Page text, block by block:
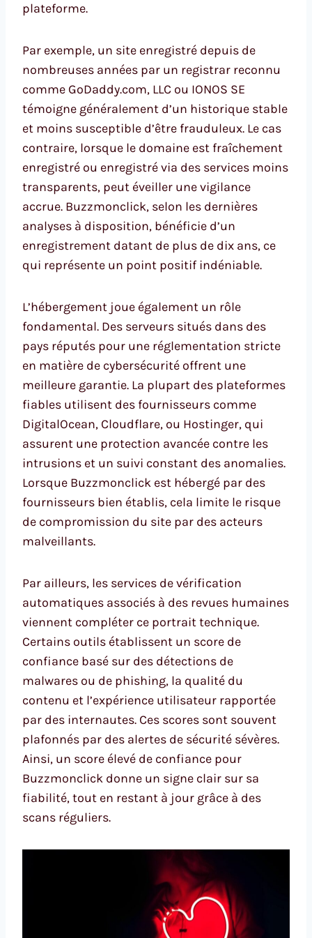
plateforme.
Par exemple, un site enregistré depuis de
nombreuses années par un registrar reconnu
comme GoDaddy.com, LLC ou IONOS SE
témoigne généralement d’un historique stable
et moins susceptible d’être frauduleux. Le cas
contraire, lorsque le domaine est fraîchement
enregistré ou enregistré via des services moins
transparents, peut éveiller une vigilance
accrue. Buzzmonclick, selon les dernières
analyses à disposition, bénéficie d’un
enregistrement datant de plus de dix ans, ce
qui représente un point positif indéniable.
L’hébergement joue également un rôle
fondamental. Des serveurs situés dans des
pays réputés pour une réglementation stricte
en matière de cybersécurité offrent une
meilleure garantie. La plupart des plateformes
fiables utilisent des fournisseurs comme
DigitalOcean, Cloudflare, ou Hostinger, qui
assurent une protection avancée contre les
intrusions et un suivi constant des anomalies.
Lorsque Buzzmonclick est hébergé par des
fournisseurs bien établis, cela limite le risque
de compromission du site par des acteurs
malveillants.
Par ailleurs, les services de vérification
automatiques associés à des revues humaines
viennent compléter ce portrait technique.
Certains outils établissent un score de
confiance basé sur des détections de
malwares ou de phishing, la qualité du
contenu et l’expérience utilisateur rapportée
par des internautes. Ces scores sont souvent
plafonnés par des alertes de sécurité sévères.
Ainsi, un score élevé de confiance pour
Buzzmonclick donne un signe clair sur sa
fiabilité, tout en restant à jour grâce à des
scans réguliers.